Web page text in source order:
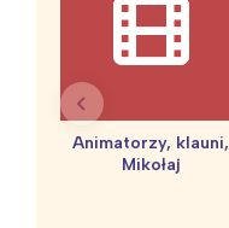
Animatorzy, klauni,
Mikołaj